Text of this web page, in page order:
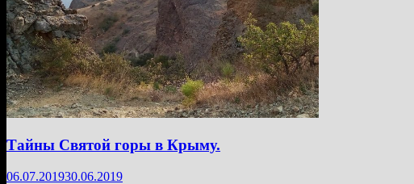
Тайны Святой горы в Крыму.
06.07.201930.06.2019